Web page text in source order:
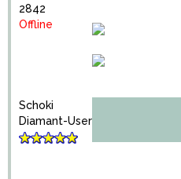
2842
Offline
Schoki
Diamant-User